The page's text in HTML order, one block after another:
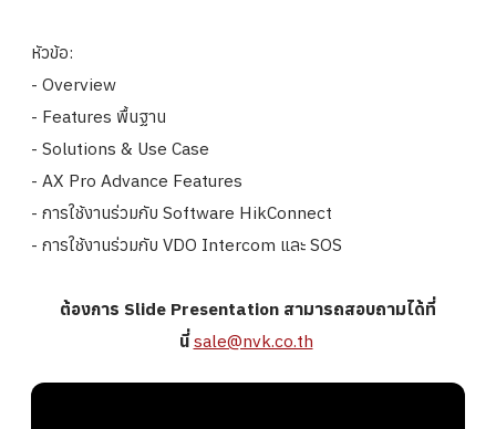
หัวข้อ:
- Overview
- Features พื้นฐาน
- Solutions & Use Case
- AX Pro Advance Features
- การใช้งานร่วมกับ Software HikConnect
- การใช้งานร่วมกับ VDO Intercom และ SOS
ต้องการ Slide Presentation สามารถสอบถามได้ที่
นี่ sale@nvk.co.th